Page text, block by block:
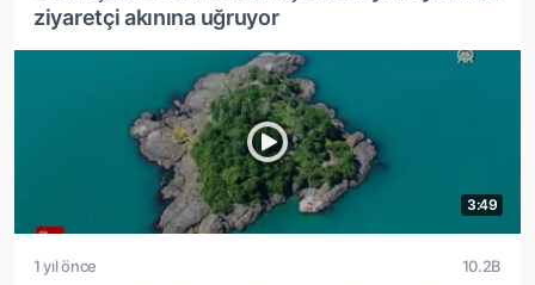
ziyaretçi akınına uğruyor
3:49
1 yıl önce 10.2B